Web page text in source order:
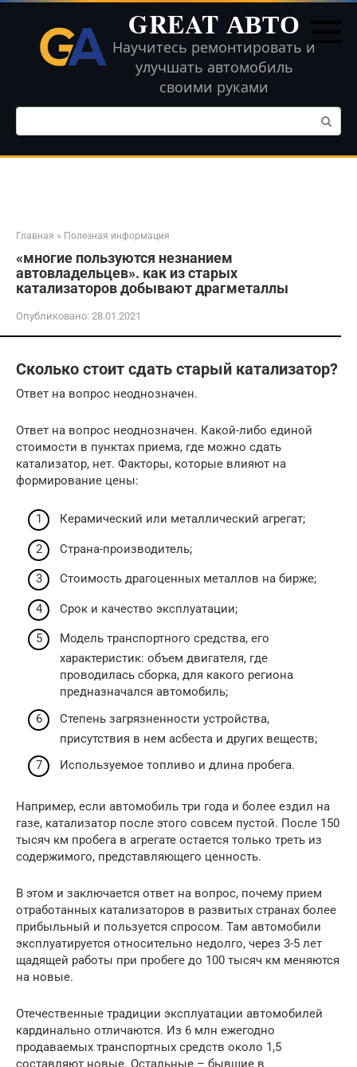
Перейти
контенту
GREAT АВТО
Научитесь ремонтировать и
улучшать автомобиль
своими руками
Поиск:
Главная » Полезная информация
«многие пользуются незнанием
автовладельцев». как из старых
катализаторов добывают драгметаллы
Опубликовано: 28.01.2021
Сколько стоит сдать старый катализатор?
Ответ на вопрос неоднозначен.
Ответ на вопрос неоднозначен. Какой-либо единой
стоимости в пунктах приема, где можно сдать
катализатор, нет. Факторы, которые влияют на
формирование цены:
Керамический или металлический агрегат;
Страна-производитель;
Стоимость драгоценных металлов на бирже;
Срок и качество эксплуатации;
Модель транспортного средства, его
характеристик: объем двигателя, где
проводилась сборка, для какого региона
предназначался автомобиль;
Степень загрязненности устройства,
присутствия в нем асбеста и других веществ;
Используемое топливо и длина пробега.
Например, если автомобиль три года и более ездил на
газе, катализатор после этого совсем пустой. После 150
тысяч км пробега в агрегате остается только треть из
содержимого, представляющего ценность.
В этом и заключается ответ на вопрос, почему прием
отработанных катализаторов в развитых странах более
прибыльный и пользуется спросом. Там автомобили
эксплуатируется относительно недолго, через 3-5 лет
щадящей работы при пробеге до 100 тысяч км меняются
на новые.
Отечественные традиции эксплуатации автомобилей
кардинально отличаются. Из 6 млн ежегодно
продаваемых транспортных средств около 1,5
составляют новые. Остальные – бывшие в